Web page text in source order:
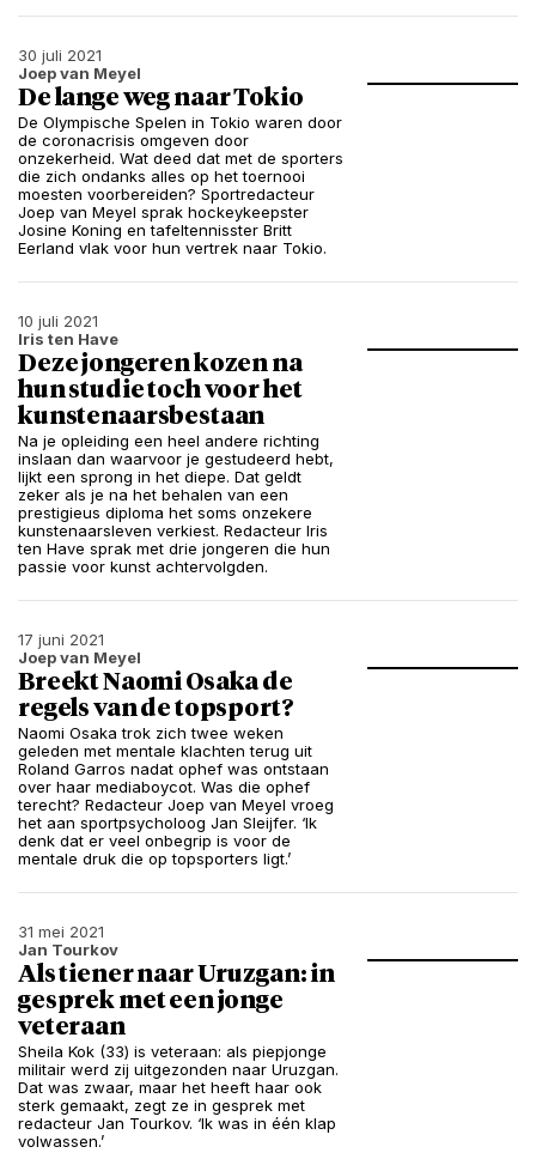
30 juli 2021
Joep van Meyel
De lange weg naar Tokio
De Olympische Spelen in Tokio waren door
de coronacrisis omgeven door
onzekerheid. Wat deed dat met de sporters
die zich ondanks alles op het toernooi
moesten voorbereiden? Sportredacteur
Joep van Meyel sprak hockeykeepster
Josine Koning en tafeltennisster Britt
Eerland vlak voor hun vertrek naar Tokio.
10 juli 2021
Iris ten Have
Deze jongeren kozen na
hun studie toch voor het
kunstenaarsbestaan
Na je opleiding een heel andere richting
inslaan dan waarvoor je gestudeerd hebt,
lijkt een sprong in het diepe. Dat geldt
zeker als je na het behalen van een
prestigieus diploma het soms onzekere
kunstenaarsleven verkiest. Redacteur Iris
ten Have sprak met drie jongeren die hun
passie voor kunst achtervolgden.
17 juni 2021
Joep van Meyel
Breekt Naomi Osaka de
regels van de topsport?
Naomi Osaka trok zich twee weken
geleden met mentale klachten terug uit
Roland Garros nadat ophef was ontstaan
over haar mediaboycot. Was die ophef
terecht? Redacteur Joep van Meyel vroeg
het aan sportpsycholoog Jan Sleijfer. ‘Ik
denk dat er veel onbegrip is voor de
mentale druk die op topsporters ligt.’
31 mei 2021
Jan Tourkov
Als tiener naar Uruzgan: in
gesprek met een jonge
veteraan
Sheila Kok (33) is veteraan: als piepjonge
militair werd zij uitgezonden naar Uruzgan.
Dat was zwaar, maar het heeft haar ook
sterk gemaakt, zegt ze in gesprek met
redacteur Jan Tourkov. ‘Ik was in één klap
volwassen.’